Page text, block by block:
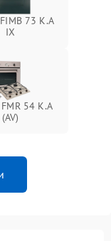
73 K.A
IX
54 K.A
(AV)